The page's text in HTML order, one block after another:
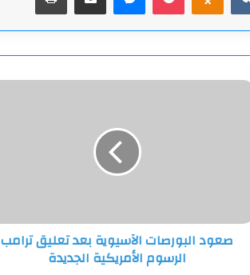
صعود البورصات الآسيوية بعد تعليق ترامب
الرسوم الأمريكية الجديدة